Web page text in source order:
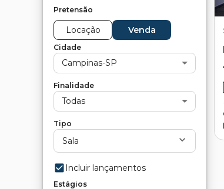
Pretensão
Locação Venda
Cidade
Campinas-SP
Finalidade
Todas
Tipo
Sala
Incluir lançamentos
Estágios